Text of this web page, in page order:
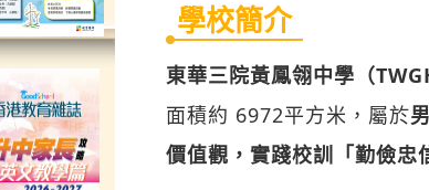
學校簡介
東華三院黃鳳翎中學（
面積約 6972平方米，屬於
價值觀，實踐校訓「勤儉忠